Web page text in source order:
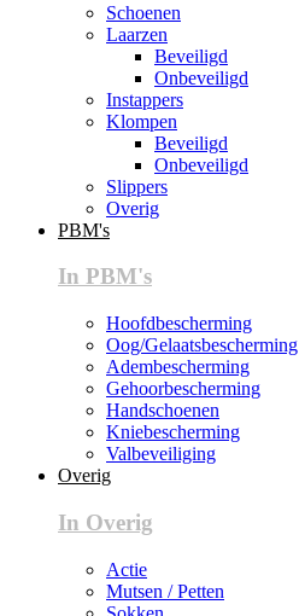
Schoenen
Laarzen
Beveiligd
Onbeveiligd
Instappers
Klompen
Beveiligd
Onbeveiligd
Slippers
Overig
PBM's
In PBM's
Hoofdbescherming
Oog/Gelaatsbescherming
Adembescherming
Gehoorbescherming
Handschoenen
Kniebescherming
Valbeveiliging
Overig
In Overig
Actie
Mutsen / Petten